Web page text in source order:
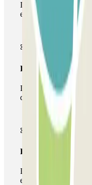
Durante a sua estadia,
estacionamento uma
Passe
Durante a sua estadia,
de estacionamento
Passe ilimitado
Durante a sua estadia,
estacionamento as